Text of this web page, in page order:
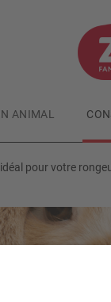
ANIMAL
pour votre
Petits